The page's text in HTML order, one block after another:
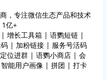
，专注微信生态产品和技术
1亿+
| 增长工具箱 | 语鹦短链 |
| 加粉链接 | 服务号活码
位进群 | 语鹦小商店 | 会
能用户画像 | 拼团 | 打卡